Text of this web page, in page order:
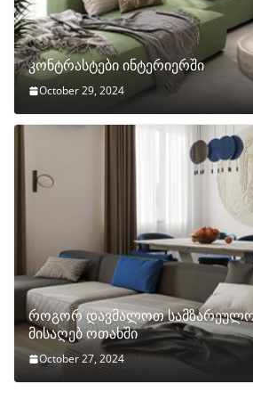
კონტრასტები ინტერიერში
October 29, 2024
როგორ დავმალოთ
მისაღებ ოთახში
October 27, 2024